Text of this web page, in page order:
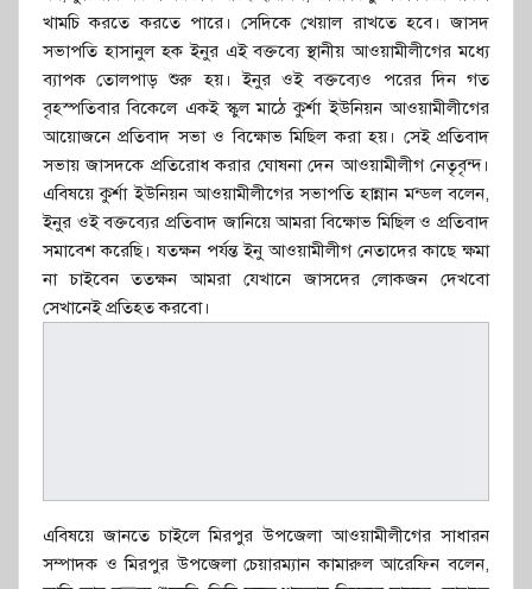
খামচি করতে করতে পারে। সেদিকে খেয়াল রাখতে হবে। জাসদ
সভাপতি হাসানুল হক ইনুর এই বক্তব্যে স্থানীয় আওয়ামীলীগের মধ্যে
ব্যাপক তোলপাড় শুরু হয়। ইনুর ওই বক্তব্যেও পরের দিন গত
বৃহস্পতিবার বিকেলে একই স্কুল মাঠে কুর্শা ইউনিয়ন আওয়ামীলীগের
আয়োজনে প্রতিবাদ সভা ও বিক্ষোভ মিছিল করা হয়। সেই প্রতিবাদ
সভায় জাসদকে প্রতিরোধ করার ঘোষনা দেন আওয়ামীলীগ নেতৃবৃন্দ।
এবিষয়ে কুর্শা ইউনিয়ন আওয়ামীলীগের সভাপতি হান্নান মন্ডল বলেন,
ইনুর ওই বক্তব্যের প্রতিবাদ জানিয়ে আমরা বিক্ষোভ মিছিল ও প্রতিবাদ
সমাবেশ করেছি। যতক্ষন পর্যন্ত ইনু আওয়ামীলীগ নেতাদের কাছে ক্ষমা
না চাইবেন ততক্ষন আমরা যেখানে জাসদের লোকজন দেখবো
সেখানেই প্রতিহত করবো।
এবিষয়ে জানতে চাইলে মিরপুর উপজেলা আওয়ামীলীগের সাধারন
সম্পাদক ও মিরপুর উপজেলা চেয়ারম্যান কামারুল আরেফিন বলেন,